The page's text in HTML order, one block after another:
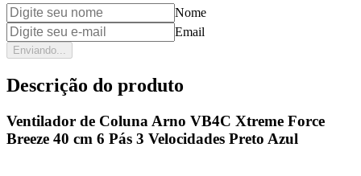
Nome
Email
Enviando...
Descrição do produto
Ventilador de Coluna Arno VB4C Xtreme Force
Breeze 40 cm 6 Pás 3 Velocidades Preto Azul